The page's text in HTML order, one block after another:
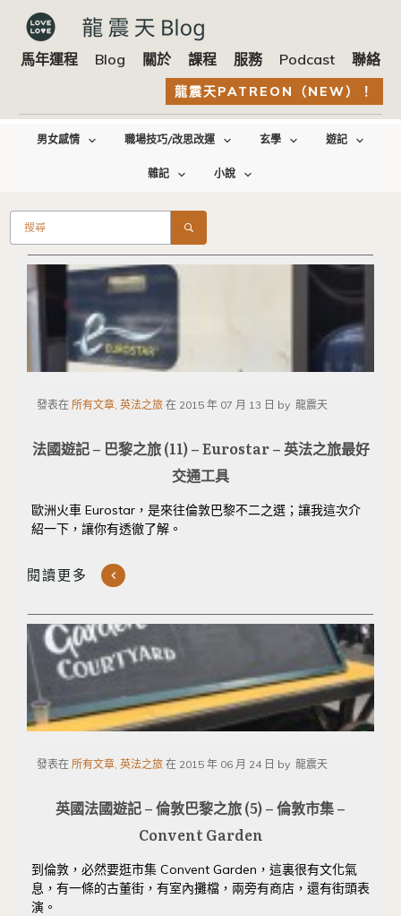
馬年運程 Blog 關於 課程 服務 Podcast 聯絡
龍震天PATREON（NEW）！
男女感情 職場技巧/改思改運 玄學
遊記
雜記
小說
發表在 所有文章, 英法之旅 在 2015 年 07 月 13 日 by 龍震天
法國遊記 – 巴黎之旅 (11) – Eurostar – 英法之旅最好
交通工具
歐洲火車 Eurostar，是來往倫敦巴黎不二之選；讓我這次介
紹一下，讓你有透徹了解。
閱讀更多
發表在 所有文章, 英法之旅 在 2015 年 06 月 24 日 by 龍震天
英國法國遊記 – 倫敦巴黎之旅 (5) – 倫敦市集 –
Convent Garden
到倫敦，必然要逛市集 Convent Garden，這裏很有文化氣
息，有一條的古董街，有室內攤檔，兩旁有商店，還有街頭表
演。